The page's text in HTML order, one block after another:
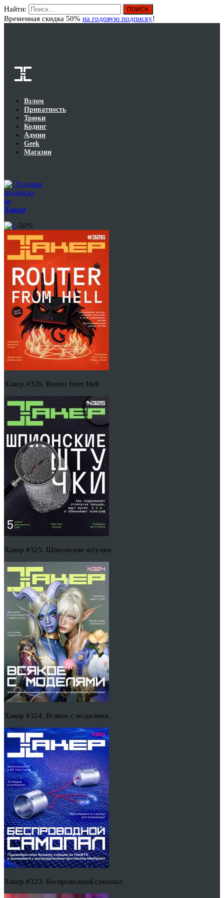
Найти:
Временная скидка 50% на годовую подписку!
Взлом
Приватность
Трюки
Кодинг
Админ
Geek
Магазин
Годовая
подписка
на
Хакер
-50%
Хакер #326. Router from Hell
Хакер #325. Шпионские штучки
Хакер #324. Всякое с моделями
Хакер #323. Беспроводной самопал